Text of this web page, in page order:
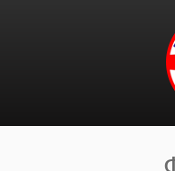
Перейти к основному